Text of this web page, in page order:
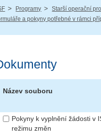
/ Programy / Starší operační
a pokyny potřebné v rámci
Název souboru
Pokyny k vyplnění žádosti v
režimu změn